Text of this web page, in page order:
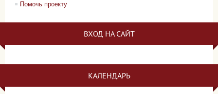
Помочь проекту
ВХОД НА САЙТ
КАЛЕНДАРЬ